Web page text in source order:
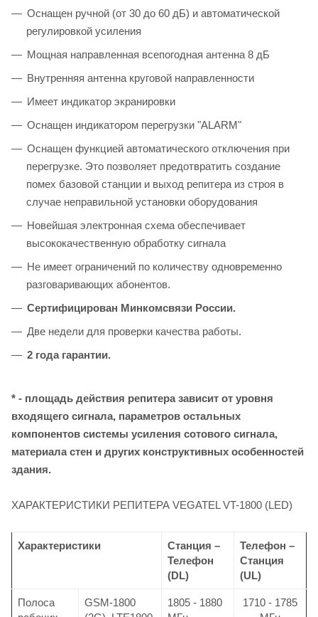
Оснащен ручной (от 30 до 60 дБ) и автоматической
регулировкой усиления
Мощная направленная всепогодная антенна 8 дБ
Внутренняя антенна круговой направленности
Имеет индикатор экранировки
Оснащен индикатором перегрузки "ALARM"
Оснащен функцией автоматического отключения при
перегрузке. Это позволяет предотвратить создание
помех базовой станции и выход репитера из строя в
случае неправильной установки оборудования
Новейшая электронная схема обеспечивает
высококачественную обработку сигнала
Не имеет ограничений по количеству одновременно
разговаривающих абонентов.
Сертифицирован Минкомсвязи России.
Две недели для проверки качества работы.
2 года гарантии.
* - площадь действия репитера зависит от уровня
входящего сигнала, параметров остальных
компонентов системы усиления сотового сигнала,
материала стен и других конструктивных особенностей
здания.
ХАРАКТЕРИСТИКИ РЕПИТЕРА VEGATEL VT-1800 (LED)
Характеристики
Станция –
Телефон
(DL)
Телефон –
Станция
(UL)
Полоса
GSM-1800
1805 - 1880
1710 - 1785